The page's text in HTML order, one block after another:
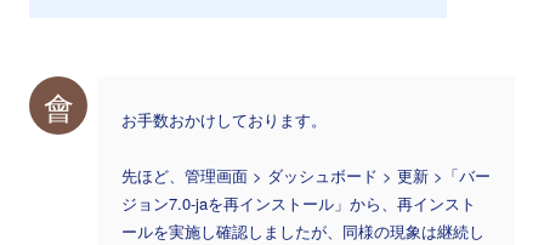
會 お手数おかけしております。
先ほど、管理画面 > ダッシュボード > 更新 >「バー
ジョン7.0-jaを再インストール」から、再インスト
ールを実施し確認しましたが、同様の現象は継続し